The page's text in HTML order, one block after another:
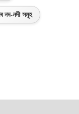
নদ-নদী সমূহ